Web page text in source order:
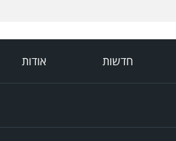
חדשות אודות